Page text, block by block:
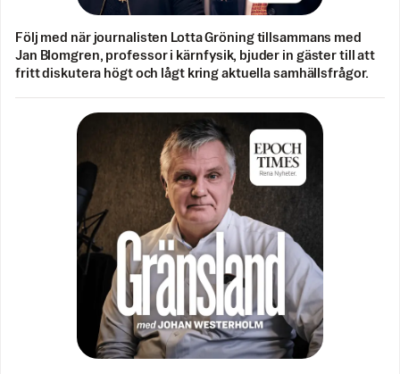
Följ med när journalisten Lotta Gröning tillsammans med
Jan Blomgren, professor i kärnfysik, bjuder in gäster till att
fritt diskutera högt och lågt kring aktuella samhällsfrågor.